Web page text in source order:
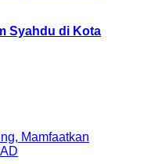
Syahdu di Kota